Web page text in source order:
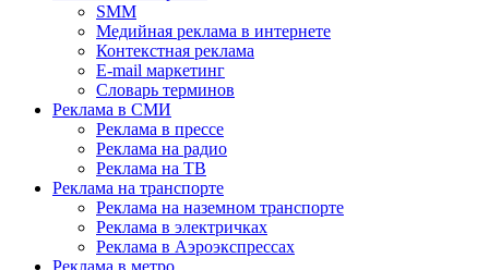
SMM
Медийная реклама в интернете
Контекстная реклама
E-mail маркетинг
Словарь терминов
Реклама в СМИ
Реклама в прессе
Реклама на радио
Реклама на ТВ
Реклама на транспорте
Реклама на наземном транспорте
Реклама в электричках
Реклама в Аэроэкспрессах